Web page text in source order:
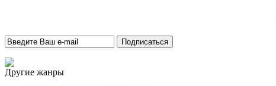
Другие жанры